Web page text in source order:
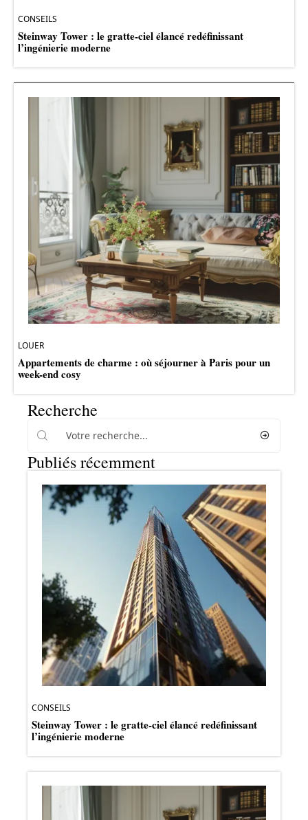
CONSEILS
Steinway Tower : le gratte-ciel élancé redéfinissant
l’ingénierie moderne
LOUER
Appartements de charme : où séjourner à Paris pour un
week-end cosy
Recherche
Publiés récemment
CONSEILS
Steinway Tower : le gratte-ciel élancé redéfinissant
l’ingénierie moderne